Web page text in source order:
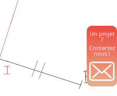
Un projet
?
Contactez
nous !